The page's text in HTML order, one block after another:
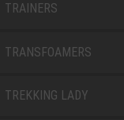
TRAINERS
TRANSFOAMERS
TREKKING LADY